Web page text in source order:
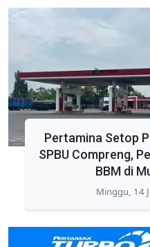
Pertamina Setop
SPBU Compreng,
BBM di
Minggu, 14